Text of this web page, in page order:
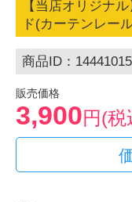
【当店オリジナ
ド(カーテンレー
商品ID：
販売価格
3,900円(税